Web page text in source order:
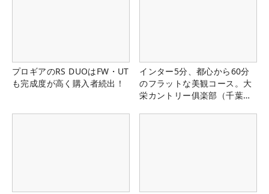
プロギアのRS DUOはFW・UT
も完成度が高く購入者続出！
インター5分、都心から60分
のフラットな美観コース。大
栄カントリー俱楽部（千葉